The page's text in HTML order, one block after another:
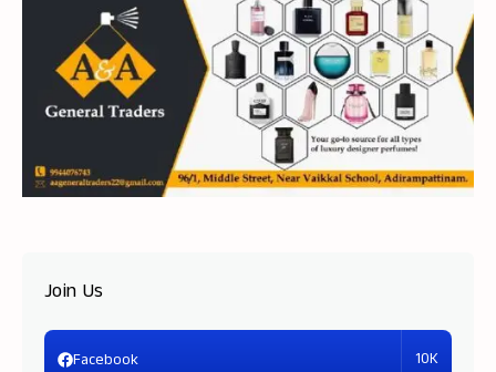
Join Us
Facebook 10K